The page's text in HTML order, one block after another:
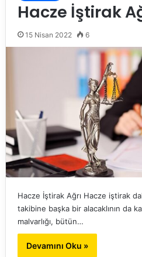
Hacze İştirak
15 Nisan 2022 6
Hacze İştirak Ağrı Hacze iştirak
takibine başka bir alacaklının da
malvarlığı, bütün…
Devamını Oku »